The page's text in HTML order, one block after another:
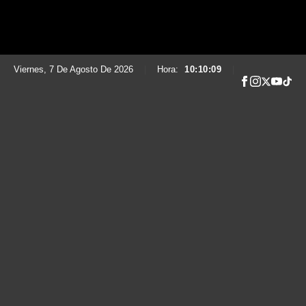
Viernes, 7 De Agosto De 2026 Hora: 10:10:10